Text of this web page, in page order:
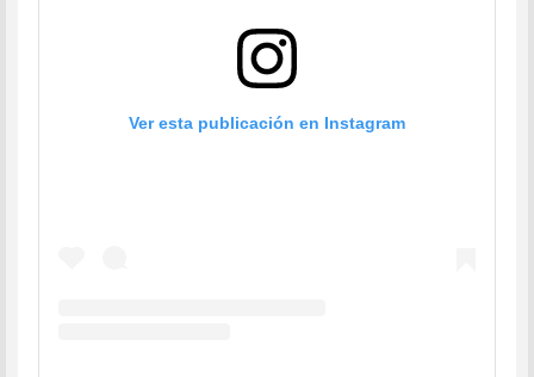
Ver esta publicación en Instagram